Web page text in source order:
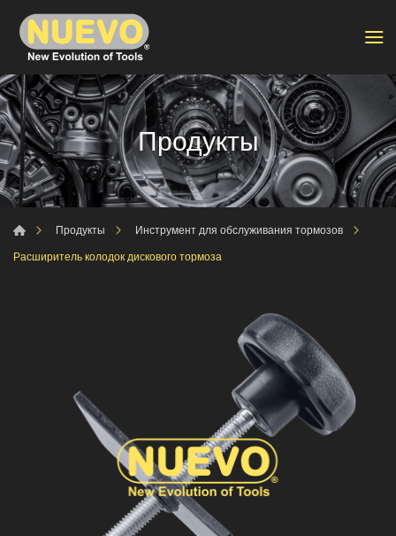
Продукты
Продукты
Инструмент для обслуживания тормозов
Расширитель колодок дискового тормоза